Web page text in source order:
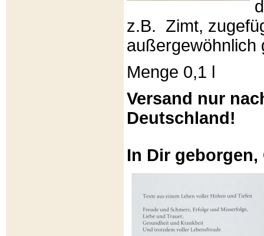
z.B. Zimt,
außergewöhnlich
Menge 0,1 l
Versand nur
Deutschland!
In Dir geborgen,